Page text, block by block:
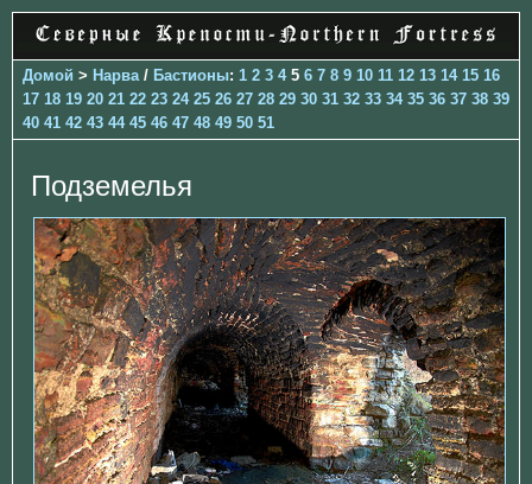
Домой > Нарва / Бастионы: 1 2 3 45 6 7 8 9 10 11 12 13 14 15 16
17 18 19 20 21 22 23 24 25 26 27 28 29 30 31 32 33 34 35 36 37 38 39
40 41 42 43 44 45 46 47 48 49 50 51
Подземелья